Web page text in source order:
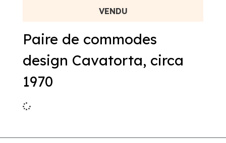
Paire de commodes
design Cavatorta, circa
1970